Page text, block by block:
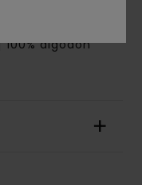
algodón